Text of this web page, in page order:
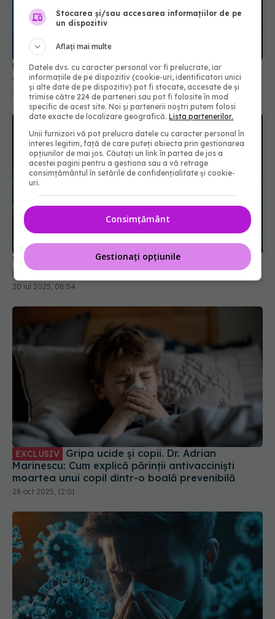
Un nou coronavirus, descoperit de medici. Medicii
se tem de o nouă pandemie
30 oct 2025, 10:29
Virusul care duce la umflarea creierului provoacă
îngrijorare
20 iul 2025, 08:54
EXCLUSIV
Marinescu: Cum explică părinții antivacciniști
moartea unui copil dintr-o boală prevenibilă
28 oct 2025, 12:01
Stocarea și/sau accesarea informațiilor de pe
un dispozitiv
Aflați mai multe
Datele dvs. cu caracter personal vor fi prelucrate, iar
informațiile de pe dispozitiv (cookie-uri, identificatori unici
și alte date de pe dispozitiv) pot fi stocate, accesate de și
trimise către 224 de parteneri sau pot fi folosite în mod
specific de acest site. Noi și partenerii noștri putem folosi
date exacte de localizare geografică.Lista partenerilor.
Unii furnizori vă pot prelucra datele cu caracter personal în
interes legitim, față de care puteți obiecta prin gestionarea
opțiunilor de mai jos. Căutați un link în partea de jos a
acestei pagini pentru a gestiona sau a vă retrage
consimțământul în setările de confidențialitate și cookie-
uri.
Consimțământ
Gestionați opțiunile